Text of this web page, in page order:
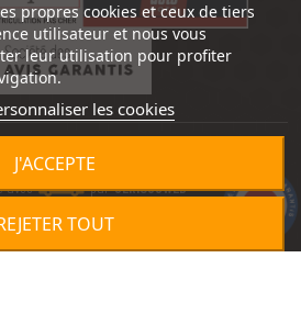
propres cookies et ceux de tiers
utilisateur et nous vous
leur utilisation pour profiter
les cookies
TOUT
J'ACCEPTE
avec par SERIOUSWEB
9.2